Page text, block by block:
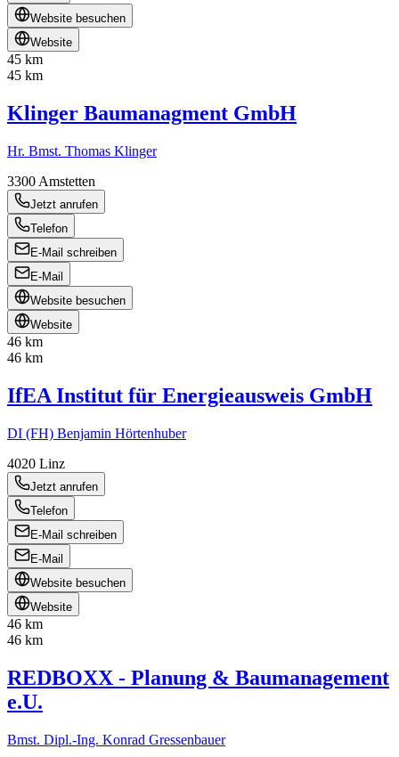
Website besuchen
Website
45 km
45 km
Klinger Baumanagment GmbH
Hr. Bmst. Thomas Klinger
3300 Amstetten
Jetzt anrufen
Telefon
E-Mail schreiben
E-Mail
Website besuchen
Website
46 km
46 km
IfEA Institut für Energieausweis GmbH
DI (FH) Benjamin Hörtenhuber
4020 Linz
Jetzt anrufen
Telefon
E-Mail schreiben
E-Mail
Website besuchen
Website
46 km
46 km
REDBOXX - Planung & Baumanagement
e.U.
Bmst. Dipl.-Ing. Konrad Gressenbauer